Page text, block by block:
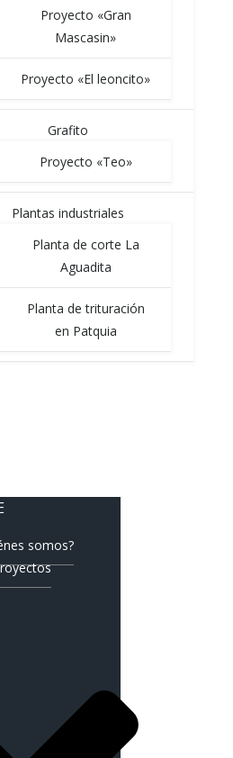
Proyecto «Gran
Mascasin»
Proyecto «El leoncito»
Grafito
Proyecto «Teo»
Plantas industriales
Planta de corte La
Aguadita
Planta de trituración
en Patquia
somos?